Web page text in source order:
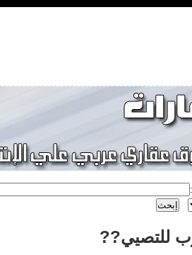
للتصيي??